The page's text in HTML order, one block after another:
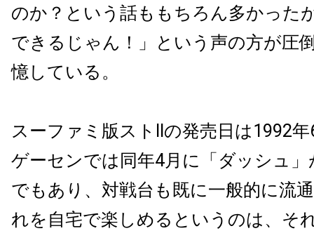
のか？という話ももちろん多かった
できるじゃん！」という声の方が圧
憶している。
スーファミ版ストIIの発売日は1992
ゲーセンでは同年4月に「ダッシュ
でもあり、対戦台も既に一般的に流
れを自宅で楽しめるというのは、そ